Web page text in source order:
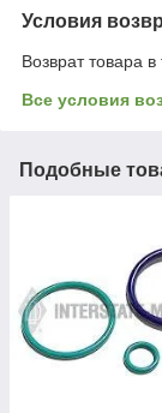
Условия
Возврат товара
Все условия
Подобные